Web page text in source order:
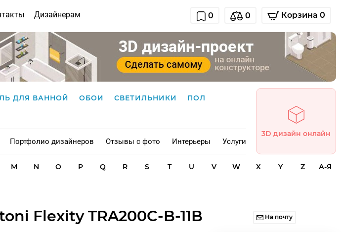
Дизайнерам 0 0 Корзина 0
ДЛЯ ВАННОЙ ОБОИ СВЕТИЛЬНИКИ ПОЛ
Портфолио дизайнеров Отзывы с фото Интерьеры Услуги
3D дизайн онлайн
M N O P Q R S T U V W X Y Z А-Я
Flexity TRA200C-B-11B На почту